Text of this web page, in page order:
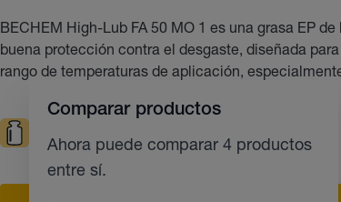
BECHEM High-Lub FA 50 MO 1 es una grasa EP
buena protección contra el desgaste, diseñada
rango de temperaturas de aplicación,
Comparar productos
Ahora puede comparar 4 productos
entre sí.